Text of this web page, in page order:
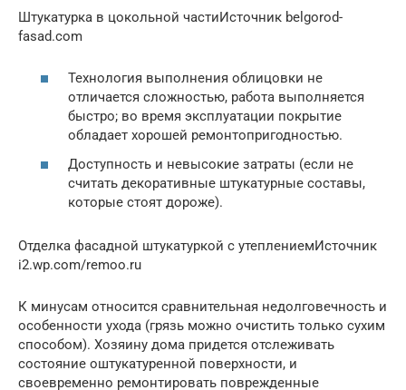
Штукатурка в цокольной частиИсточник belgorod-
fasad.com
Технология выполнения облицовки не
отличается сложностью, работа выполняется
быстро; во время эксплуатации покрытие
обладает хорошей ремонтопригодностью.
Доступность и невысокие затраты (если не
считать декоративные штукатурные составы,
которые стоят дороже).
Отделка фасадной штукатуркой с утеплениемИсточник
i2.wp.com/remoo.ru
К минусам относится сравнительная недолговечность и
особенности ухода (грязь можно очистить только сухим
способом). Хозяину дома придется отслеживать
состояние оштукатуренной поверхности, и
своевременно ремонтировать поврежденные